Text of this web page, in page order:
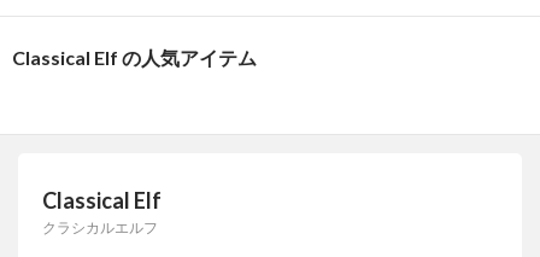
Classical Elf の人気アイテム
Classical Elf
クラシカルエルフ